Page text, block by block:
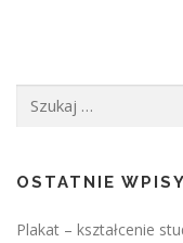
OSTATNIE WPISY
Plakat – kształcenie